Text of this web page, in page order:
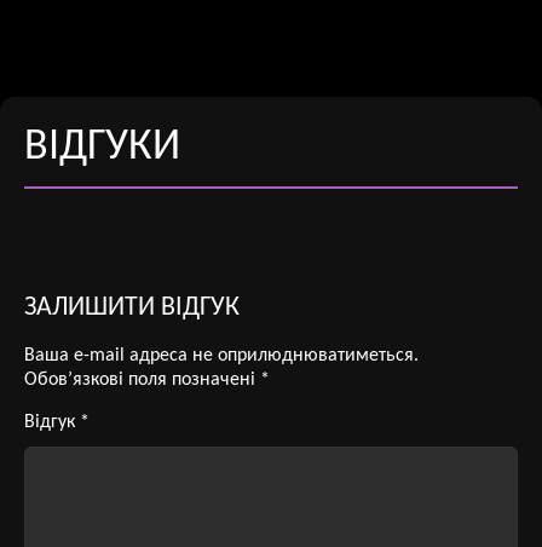
ВІДГУКИ
ЗАЛИШИТИ ВІДГУК
Ваша e-mail адреса не оприлюднюватиметься.
Обов’язкові поля позначені *
Відгук *